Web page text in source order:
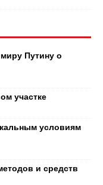
Путину о
участке
условиям
и средств